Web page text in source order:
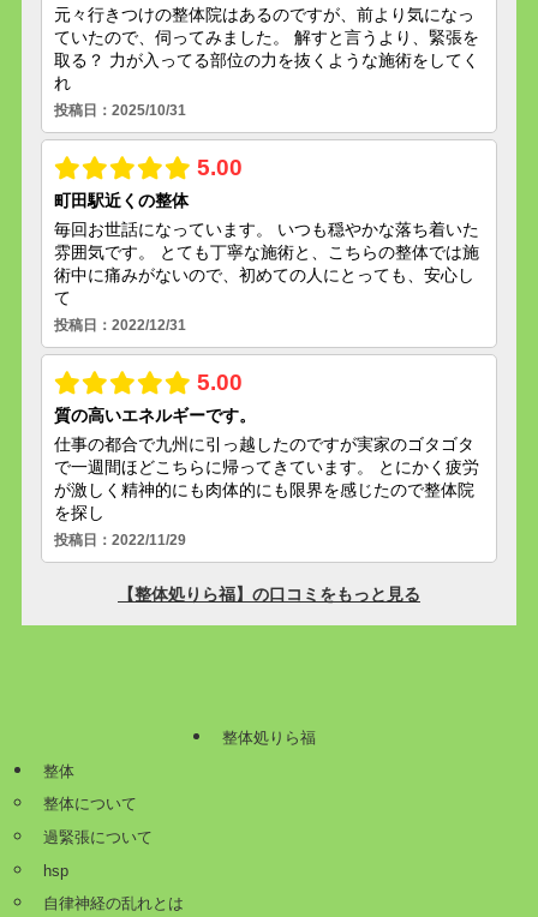
整体処りら福
整体
整体について
過緊張について
hsp
自律神経の乱れとは